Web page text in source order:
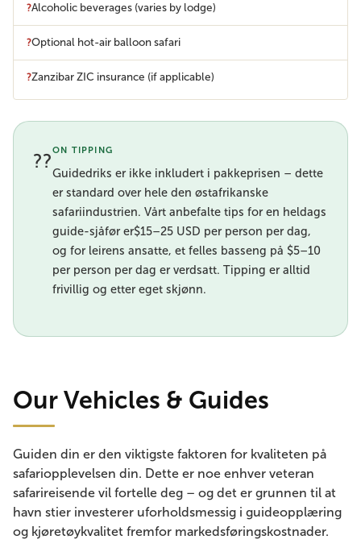
Alcoholic beverages (varies by lodge)
Optional hot-air balloon safari
Zanzibar ZIC insurance (if applicable)
??ON TIPPING
Guidedriks er ikke inkludert i pakkeprisen – dette
er standard over hele den østafrikanske
safariindustrien. Vårt anbefalte tips for en heldags
guide-sjåfør er$15–25 USD per person per dag,
og for leirens ansatte, et felles basseng på $5–10
per person per dag er verdsatt. Tipping er alltid
frivillig og etter eget skjønn.
Our Vehicles & Guides
Guiden din er den viktigste faktoren for kvaliteten på
safariopplevelsen din. Dette er noe enhver veteran
safarireisende vil fortelle deg – og det er grunnen til at
havn stier investerer uforholdsmessig i guideopplæring
og kjøretøykvalitet fremfor markedsføringskostnader.